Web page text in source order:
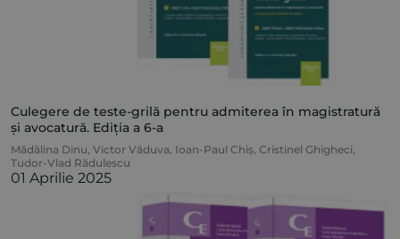
Culegere de teste-grilă pentru admiterea în magistratură
și avocatură. Ediția a 6-a
Mădălina Dinu, Victor Văduva, Ioan-Paul Chiș, Cristinel Ghigheci,
Tudor-Vlad Rădulescu
01 Aprilie 2025